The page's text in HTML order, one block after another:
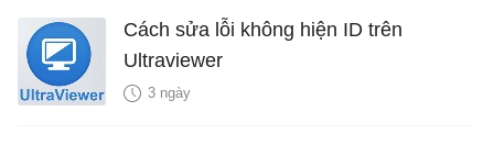
Cách sửa lỗi không hiện ID trên
Ultraviewer
3 ngày